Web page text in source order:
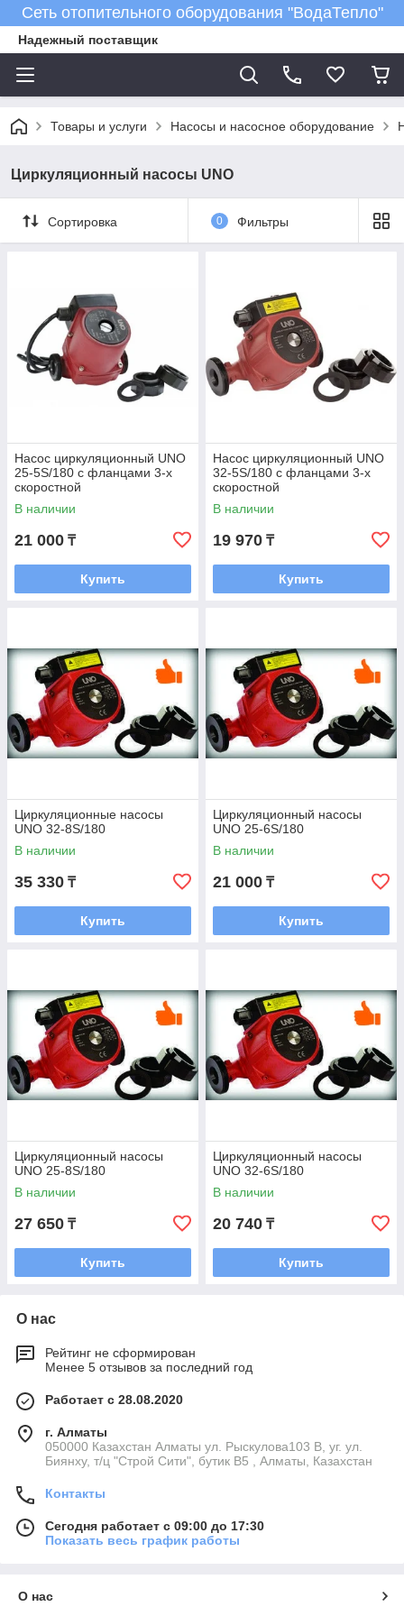
Сеть отопительного оборудования "ВодаТепло"
Надежный поставщик
Товары и услуги Насосы и насосное оборудование
Циркуляционный насосы UNO
Сортировка 0 Фильтры
Насос циркуляционный UNO
25-5S/180 с фланцами 3-х
скоростной
В наличии
21 000 ₸
Купить
Насос циркуляционный UNO
32-5S/180 с фланцами 3-х
скоростной
В наличии
19 970 ₸
Купить
Циркуляционные насосы
UNO 32-8S/180
В наличии
35 330 ₸
Купить
Циркуляционный насосы
UNO 25-6S/180
В наличии
21 000 ₸
Купить
Циркуляционный насосы
UNO 25-8S/180
В наличии
27 650 ₸
Купить
Циркуляционный насосы
UNO 32-6S/180
В наличии
20 740 ₸
Купить
О нас
Рейтинг не сформирован
Менее 5 отзывов за последний год
Работает с 28.08.2020
г. Алматы
050000 Казахстан Алматы ул. Рыскулова103 В, уг. ул.
Биянху, т/ц "Строй Сити", бутик В5 , Алматы, Казахстан
Контакты
Сегодня работает с 09:00 до 17:30
Показать весь график работы
О нас